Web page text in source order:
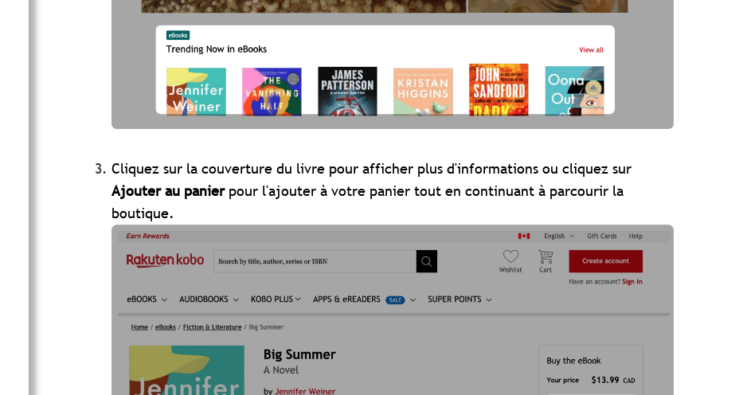
Cliquez sur la couverture du livre pour afficher plus d'informations ou cliquez sur
Ajouter au panierpour l'ajouter à votre panier tout en continuant à parcourir la
boutique.